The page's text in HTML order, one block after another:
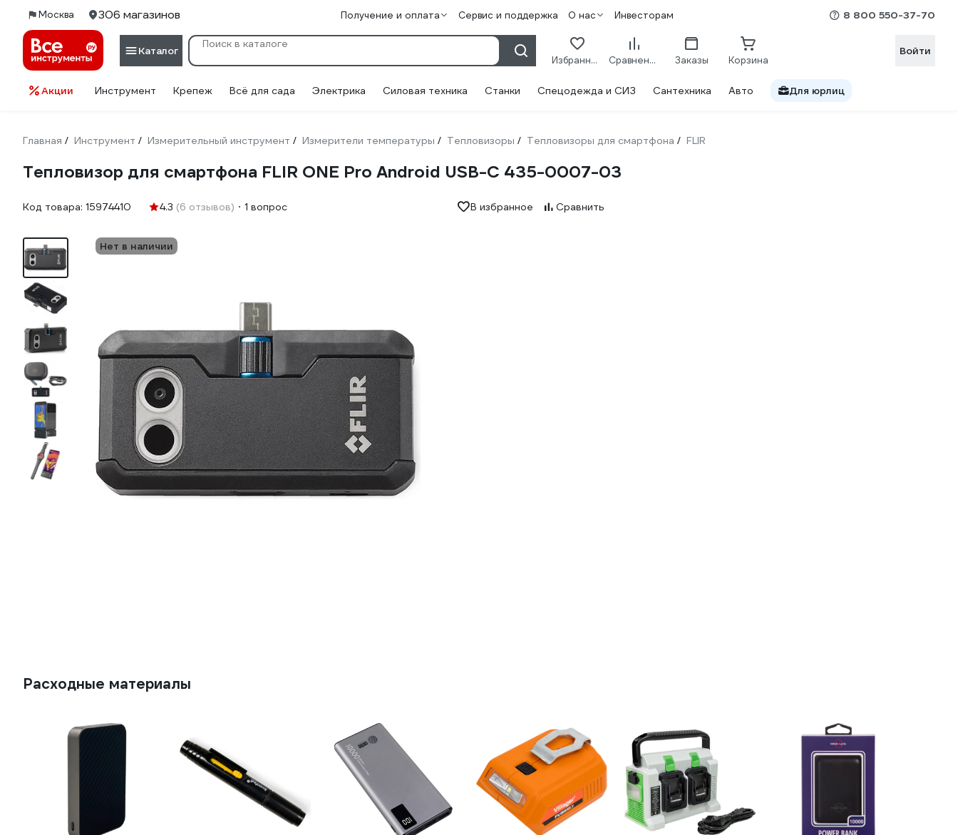
Москва 306 магазинов Получение и оплата Сервис и поддержка О нас Инвесторам 8 800 550-37-70
Каталог
Избранное Сравнение Заказы Корзина
Войти
Акции Инструмент Крепеж Всё для сада Электрика Силовая техника Станки Спецодежда и СИЗ Сантехника Авто Для юрлиц
Главная / Инструмент / Измерительный инструмент / Измерители температуры / Тепловизоры / Тепловизоры для смартфона / FLIR
Тепловизор для смартфона FLIR ONE Pro Android USB-C 435-0007-03
Код товара: 15974410 4.3 (6 отзывов) 1 вопрос В избранное Сравнить
Нет в наличии
Расходные материалы